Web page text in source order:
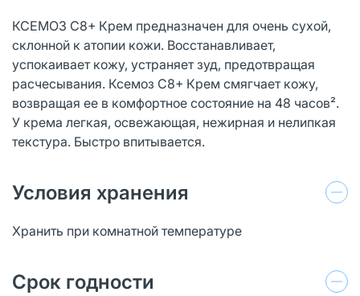
КСЕМОЗ С8+ Крем предназначен для очень сухой,
склонной к атопии кожи. Восстанавливает,
успокаивает кожу, устраняет зуд, предотвращая
расчесывания. Ксемоз С8+ Крем смягчает кожу,
возвращая ее в комфортное состояние на 48 часов².
У крема легкая, освежающая, нежирная и нелипкая
текстура. Быстро впитывается.
Условия хранения
Хранить при комнатной температуре
Срок годности